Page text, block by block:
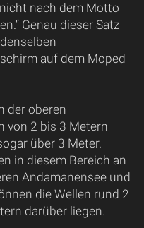
nach dem Motto
Genau dieser Satz
auf dem Moped
der oberen
von 2 bis 3 Metern
über 3 Meter.
in diesem Bereich an
Andamanensee und
die Wellen rund 2
darüber liegen.